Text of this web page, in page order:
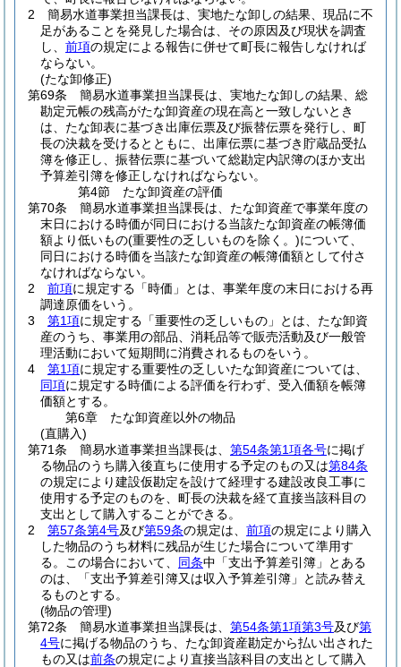
2
簡易水道事業担当課長は、実地たな卸しの結果、現品に不
足があることを発見した場合は、その原因及び現状を調査
し、 前項の規定による報告に併せて町長に報告しなければ
ならない。
(たな卸修正)
第69条
簡易水道事業担当課長は、実地たな卸しの結果、総
勘定元帳の残高がたな卸資産の現在高と一致しないとき
は、たな卸表に基づき出庫伝票及び振替伝票を発行し、町
長の決裁を受けるとともに、出庫伝票に基づき貯蔵品受払
簿を修正し、振替伝票に基づいて総勘定内訳簿のほか支出
予算差引簿を修正しなければならない。
第4節
たな卸資産の評価
第70条
簡易水道事業担当課長は、たな卸資産で事業年度の
末日における時価が同日における当該たな卸資産の帳簿価
額より低いもの(重要性の乏しいものを除く。)について、
同日における時価を当該たな卸資産の帳簿価額として付さ
なければならない。
2
前項に規定する「時価」とは、事業年度の末日における再
調達原価をいう。
3
第1項に規定する「重要性の乏しいもの」とは、たな卸資
産のうち、事業用の部品、消耗品等で販売活動及び一般管
理活動において短期間に消費されるものをいう。
4
第1項に規定する重要性の乏しいたな卸資産については、
同項に規定する時価による評価を行わず、受入価額を帳簿
価額とする。
第6章
たな卸資産以外の物品
(直購入)
第71条
簡易水道事業担当課長は、 第54条第1項各号に掲げ
る物品のうち購入後直ちに使用する予定のもの又は第84条
の規定により建設仮勘定を設けて経理する建設改良工事に
使用する予定のものを、町長の決裁を経て直接当該科目の
支出として購入することができる。
2
第57条第4号及び第59条の規定は、 前項の規定により購入
した物品のうち材料に残品が生じた場合について準用す
る。
この場合において、 同条中「支出予算差引簿」とある
のは、「支出予算差引簿又は収入予算差引簿」と読み替え
るものとする。
(物品の管理)
第72条
簡易水道事業担当課長は、 第54条第1項第3号及び第
4号に掲げる物品のうち、たな卸資産勘定から払い出された
もの又は前条の規定により直接当該科目の支出として購入